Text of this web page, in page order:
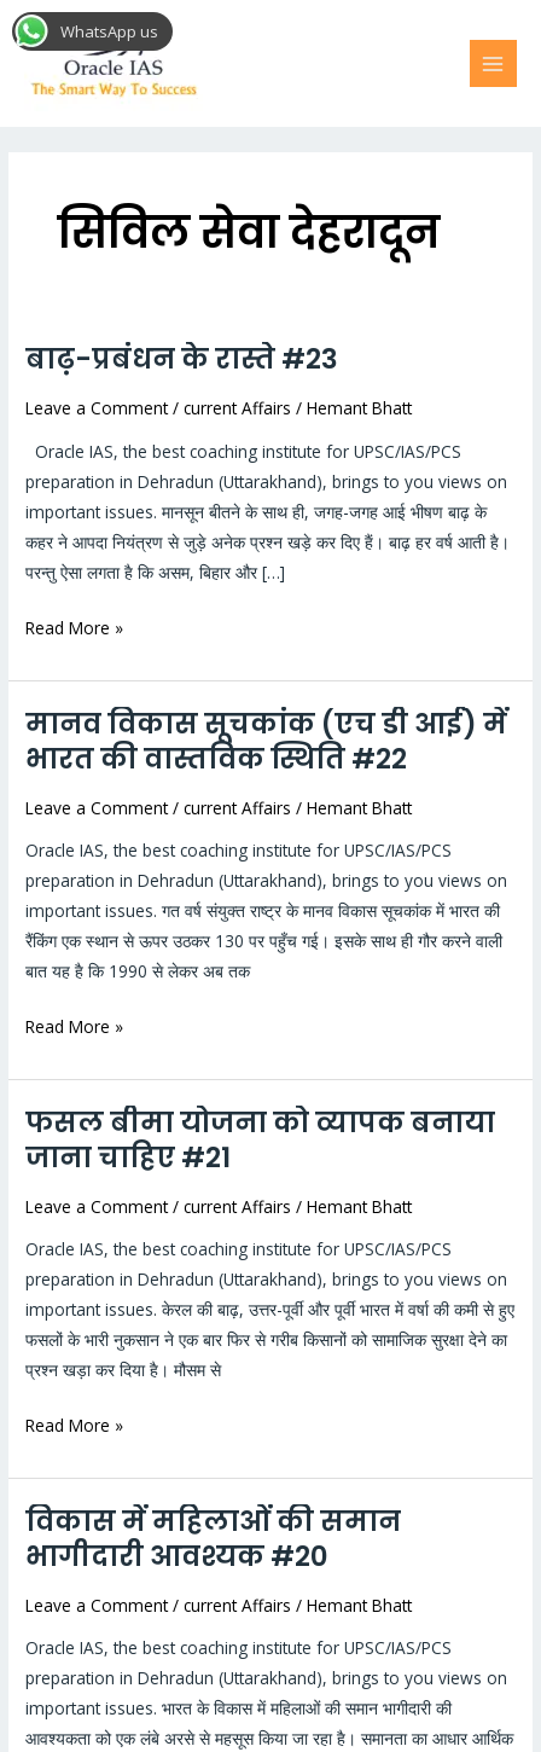
Skip
to
सिविल सेवा देहरादून
बाढ़-प्रबंधन के रास्ते #23
Leave a Comment /current Affairs /Hemant Bhatt
Oracle IAS, the best coaching institute for UPSC/IAS/PCS
preparation in Dehradun (Uttarakhand), brings to you views on
important issues. मानसून बीतने के साथ ही, जगह-जगह आई भीषण बाढ़ के
कहर ने आपदा नियंत्रण से जुड़े अनेक प्रश्न खड़े कर दिए हैं। बाढ़ हर वर्ष आती है।
परन्तु ऐसा लगता है कि असम, बिहार और […]
बाढ़-
के
रास्ते
#23
Read More »
मानव विकास सूचकांक (एच डी आई) में
भारत की वास्तविक स्थिति #22
Leave a Comment /current Affairs /Hemant Bhatt
Oracle IAS, the best coaching institute for UPSC/IAS/PCS
preparation in Dehradun (Uttarakhand), brings to you views on
important issues. गत वर्ष संयुक्त राष्ट्र के मानव विकास सूचकांक में भारत की
रैंकिंग एक स्थान से ऊपर उठकर 130 पर पहुँच गई। इसके साथ ही गौर करने वाली
बात यह है कि 1990 से लेकर अब तक
मानव
विकास
(एच
डी
में
भारत
की
स्थिति
Read More »
फसल बीमा योजना को व्यापक बनाया
जाना चाहिए #21
Leave a Comment /current Affairs /Hemant Bhatt
Oracle IAS, the best coaching institute for UPSC/IAS/PCS
preparation in Dehradun (Uttarakhand), brings to you views on
important issues. केरल की बाढ़, उत्तर-पूर्वी और पूर्वी भारत में वर्षा की कमी से हुए
फसलों के भारी नुकसान ने एक बार फिर से गरीब किसानों को सामाजिक सुरक्षा देने का
प्रश्न खड़ा कर दिया है। मौसम से
फसल
बीमा
को
व्यापक
जाना
चाहिए
#21
Read More »
विकास में महिलाओं की समान
भागीदारी आवश्यक #20
Leave a Comment /current Affairs /Hemant Bhatt
Oracle IAS, the best coaching institute for UPSC/IAS/PCS
preparation in Dehradun (Uttarakhand), brings to you views on
important issues. भारत के विकास में महिलाओं की समान भागीदारी की
आवश्यकता को एक लंबे अरसे से महसूस किया जा रहा है। समानता का आधार आर्थिक
विकास
में
की
समान
आवश्यक
#20
WhatsApp us